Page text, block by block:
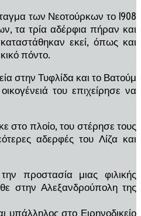
των Νεοτούρκων το 1908
τα τρία αδέρφια πήραν και
εκεί, όπως και
πόντο.
στην Τυφλίδα και το Βατούμ
του επιχείρησε να
στο πλοίο, του στέρησε τους
αδερφές του Λίζα και
προστασία μιας φιλικής
στην Αλεξανδρούπολη της
υπάλληλος στο Ειρηνοδικείο